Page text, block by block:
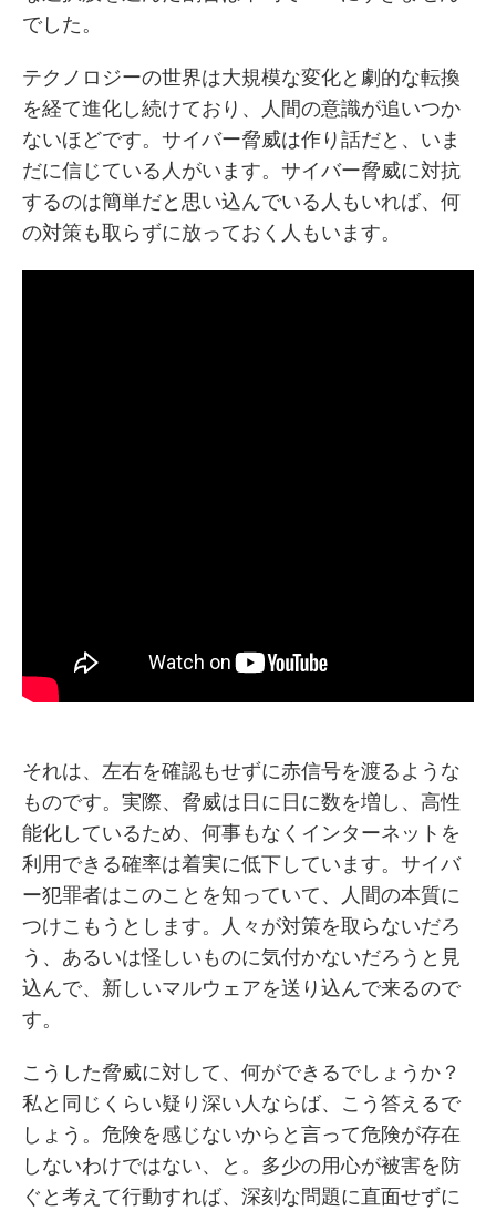
でした。
テクノロジーの世界は大規模な変化と劇的な転換
を経て進化し続けており、人間の意識が追いつか
ないほどです。サイバー脅威は作り話だと、いま
だに信じている人がいます。サイバー脅威に対抗
するのは簡単だと思い込んでいる人もいれば、何
の対策も取らずに放っておく人もいます。
それは、左右を確認もせずに赤信号を渡るような
ものです。実際、脅威は日に日に数を増し、高性
能化しているため、何事もなくインターネットを
利用できる確率は着実に低下しています。サイバ
ー犯罪者はこのことを知っていて、人間の本質に
つけこもうとします。人々が対策を取らないだろ
う、あるいは怪しいものに気付かないだろうと見
込んで、新しいマルウェアを送り込んで来るので
す。
こうした脅威に対して、何ができるでしょうか？
私と同じくらい疑り深い人ならば、こう答えるで
しょう。危険を感じないからと言って危険が存在
しないわけではない、と。多少の用心が被害を防
ぐと考えて行動すれば、深刻な問題に直面せずに